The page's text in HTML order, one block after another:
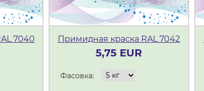
7040 Примидная краска RAL 7042
5,75 EUR
Фасовка: